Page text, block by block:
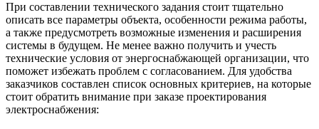
При составлении технического задания стоит тщательно
описать все параметры объекта, особенности режима работы,
а также предусмотреть возможные изменения и расширения
системы в будущем. Не менее важно получить и учесть
технические условия от энергоснабжающей организации, что
поможет избежать проблем с согласованием. Для удобства
заказчиков составлен список основных критериев, на которые
стоит обратить внимание при заказе проектирования
электроснабжения: